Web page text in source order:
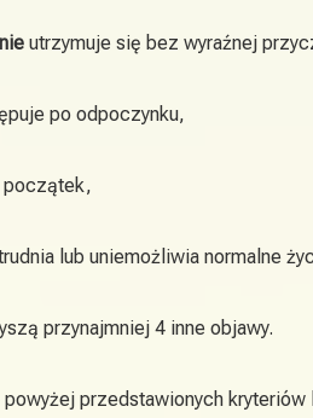
utrzymuje się bez wyraźnej
po odpoczynku,
początek,
lub uniemożliwia normalne
przynajmniej 4 inne objawy.
przedstawionych